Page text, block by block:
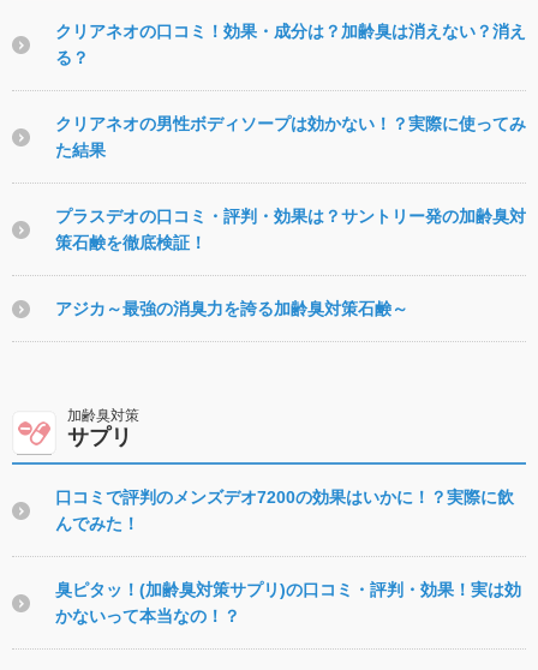
クリアネオの口コミ！効果・成分は？加齢臭は消えない？消え
る？
クリアネオの男性ボディソープは効かない！？実際に使ってみ
た結果
プラスデオの口コミ・評判・効果は？サントリー発の加齢臭対
策石鹸を徹底検証！
アジカ～最強の消臭力を誇る加齢臭対策石鹸～
サプリ
口コミで評判のメンズデオ7200の効果はいかに！？実際に飲
んでみた！
臭ピタッ！(加齢臭対策サプリ)の口コミ・評判・効果！実は効
かないって本当なの！？